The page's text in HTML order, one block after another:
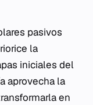
pasivos
la
iniciales del
aprovecha la
en